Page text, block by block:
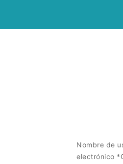
Nombre de
electrónico *